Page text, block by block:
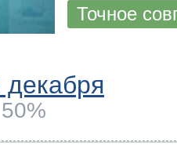
Точное
декабря